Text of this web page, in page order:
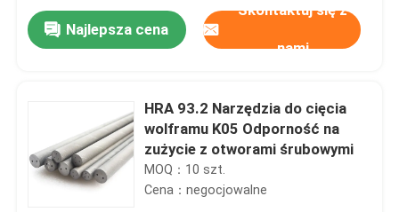
Najlepsza cena
Skontaktuj się z
nami
HRA 93.2 Narzędzia do cięcia
wolframu K05 Odporność na
zużycie z otworami śrubowymi
MOQ：10 szt.
Cena：negocjowalne